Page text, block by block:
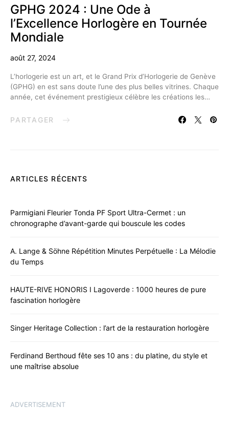
GPHG 2024 : Une Ode à
l’Excellence Horlogère en Tournée
Mondiale
août 27, 2024
L’horlogerie est un art, et le Grand Prix d’Horlogerie de Genève
(GPHG) en est sans doute l’une des plus belles vitrines. Chaque
année, cet événement prestigieux célèbre les créations les…
PARTAGER
ARTICLES RÉCENTS
Parmigiani Fleurier Tonda PF Sport Ultra-Cermet : un
chronographe d’avant-garde qui bouscule les codes
A. Lange & Söhne Répétition Minutes Perpétuelle : La Mélodie
du Temps
HAUTE-RIVE HONORIS I Lagoverde : 1000 heures de pure
fascination horlogère
Singer Heritage Collection : l’art de la restauration horlogère
Ferdinand Berthoud fête ses 10 ans : du platine, du style et
une maîtrise absolue
ADVERTISEMENT